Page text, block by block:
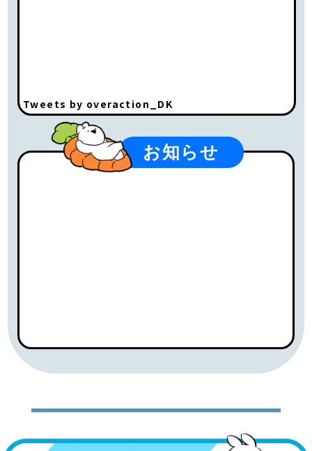
Tweets by overaction_DK
お知らせ